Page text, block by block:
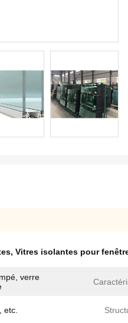
, Vitres isolantes pour
verre
etc.